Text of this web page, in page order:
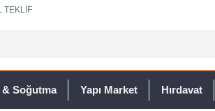
TEKLİF
& Soğutma Yapı Market Hırdavat